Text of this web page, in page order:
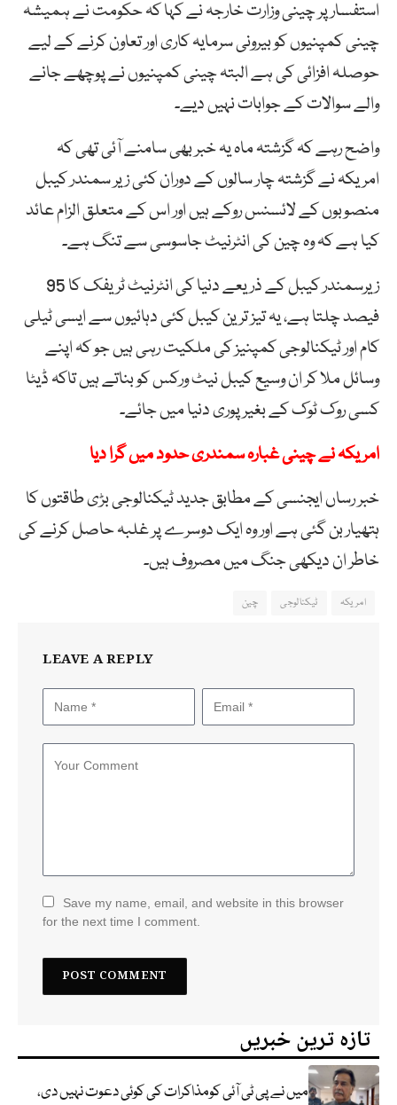
استفسار پر چینی وزارت خارجہ نے کہا کہ حکومت نے ہمیشہ
چینی کمپنیوں کو بیرونی سرمایہ کاری اور تعاون کرنے کے لیے
حوصلہ افزائی کی ہے البتہ چینی کمپنیوں نے پوچھے جانے
والے سوالات کے جوابات نہیں دیے۔
واضح رہے کہ گزشتہ ماہ یہ خبر بھی سامنے آئی تھی کہ
امریکہ نے گزشتہ چار سالوں کے دوران کئی زیر سمندر کیبل
منصوبوں کے لائسنس روکے ہیں اور اس کے متعلق الزام عائد
کیا ہے کہ وہ چین کی انٹرنیٹ جاسوسی سے تنگ ہے۔
زیرسمندر کیبل کے ذریعے دنیا کی انٹرنیٹ ٹریفک کا 95
فیصد چلتا ہے، یہ تیز ترین کیبل کئی دہائیوں سے ایسی ٹیلی
کام اور ٹیکنالوجی کمپنیز کی ملکیت رہی ہیں جو کہ اپنے
وسائل ملا کر ان وسیع کیبل نیٹ ورکس کو بناتے ہیں تاکہ ڈیٹا
کسی روک ٹوک کے بغیر پوری دنیا میں جائے۔
امریکہ نے چینی غبارہ سمندری حدود میں گرا دیا
خبر رساں ایجنسی کے مطابق جدید ٹیکنالوجی بڑی طاقتوں کا
ہتھیار بن گئی ہے اور وہ ایک دوسرے پر غلبہ حاصل کرنے کی
خاطر ان دیکھی جنگ میں مصروف ہیں۔
امریکہ ٹیکنالوجی چین
LEAVE A REPLY
Save my name, email, and website in this browser
for the next time I comment.
تازہ ترین خبریں
میں نے پی ٹی آئی کومذاکرات کی کوئی دعوت نہیں دی،